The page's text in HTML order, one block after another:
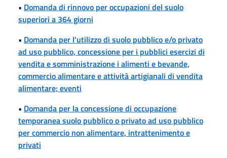
• Domanda di rinnovo per occupazioni del suolo
superiori a 364 giorni
• Domanda per l'utilizzo di suolo pubblico e/o privato
ad uso pubblico, concessione per i pubblici esercizi di
vendita e somministrazione i alimenti e bevande,
commercio alimentare e attività artigianali di vendita
alimentare; eventi
• Domanda per la concessione di occupazione
temporanea suolo pubblico o privato ad uso pubblico
per commercio non alimentare, intrattenimento e
privati